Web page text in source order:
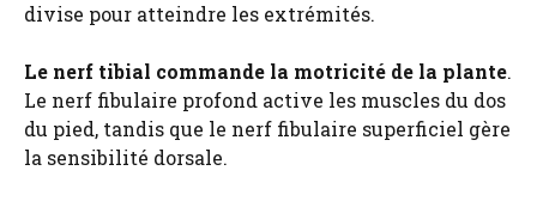
divise pour atteindre les extrémités.
Le nerf tibial commande la motricité de la plante.
Le nerf fibulaire profond active les muscles du dos
du pied, tandis que le nerf fibulaire superficiel gère
la sensibilité dorsale.